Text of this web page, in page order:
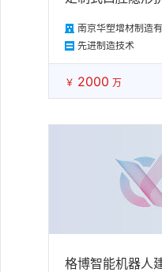
南京华塑增材制造
先进制造技术
￥ 2000 万
格博智能机器人